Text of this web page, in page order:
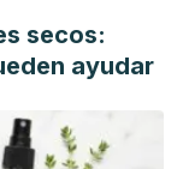
article/001270.htm
and Kidney
en las mujeres.
health-
secos:
ayudar